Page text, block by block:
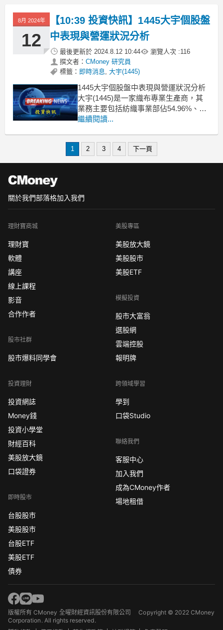
出口貿易業務，並委託營造廠商興建商
業大樓，以及出租出售國民住宅
8月 2024年
12
【10:39 投資快訊】1445大宇個股盤
中表現與營運狀況分析
最後更新於 2024.8.12 10:44 瀏覽人次 :116
撰文者： CMoney 研究員
標籤： 即時消息, 大宇(1445)
1445大宇個股盤中表現與營運狀況分析
大宇(1445)是一家織布專業生產商，其
業務主要包括紡織事業部佔54.96%、假
撚事業部佔44.17%、能源部佔0.87%。
品之進出口貿易業務。此外，公司也涉
繼續閱讀...
1 2 3 4 下一頁
關於我們部落格加入我們
理財寶商城
理財寶
軟體
講座
線上課程
影音
合作作者
股市社群
股市爆料同學會
投資理財
投資網誌
Money錢
投資小學堂
財經百科
美股放大鏡
口袋證券
即時股市
台股股市
美股股市
台股ETF
美股ETF
債券
美股專區
美股放大鏡
美股股市
美股ETF
模擬投資
股市大富翁
選股網
雲端控股
報明牌
跨領域學習
學到
口袋Studio
聯絡我們
客服中心
加入我們
成為CMoney作者
場地租借
版權所有 CMoney 全曜財經資訊股份有限公司Copyright © 2022 CMoney
Corporation. All rights reserved.